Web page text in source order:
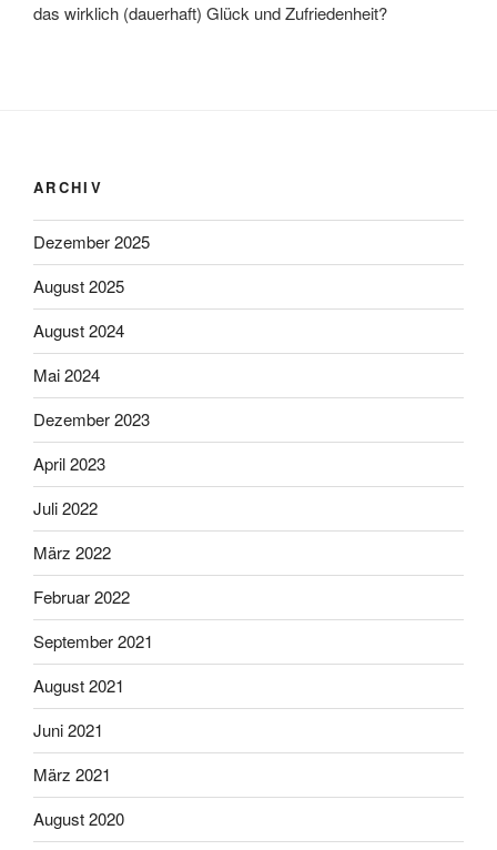
das wirklich (dauerhaft) Glück und Zufriedenheit?
ARCHIV
Dezember 2025
August 2025
August 2024
Mai 2024
Dezember 2023
April 2023
Juli 2022
März 2022
Februar 2022
September 2021
August 2021
Juni 2021
März 2021
August 2020